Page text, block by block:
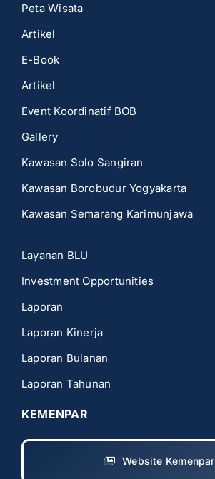
Peta Wisata
Artikel
E-Book
Artikel
Event Koordinatif BOB
Gallery
Kawasan Solo Sangiran
Kawasan Borobudur Yogyakarta
Kawasan Semarang Karimunjawa
Layanan BLU
Investment Opportunities
Laporan
Laporan Kinerja
Laporan Bulanan
Laporan Tahunan
KEMENPAR
Website Kemenpar